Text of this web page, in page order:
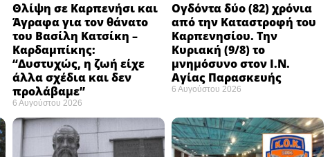
Θλίψη σε Καρπενήσι και
Άγραφα για τον θάνατο
του Βασίλη Κατσίκη –
Καρδαμπίκης:
“Δυστυχώς, η ζωή είχε
άλλα σχέδια και δεν
προλάβαμε”
6 Αυγούστου 2026
Ογδόντα δύο (82) χρόνια
από την Καταστροφή του
Καρπενησίου. Την
Κυριακή (9/8) το
μνημόσυνο στον Ι.Ν.
Αγίας Παρασκευής
6 Αυγούστου 2026